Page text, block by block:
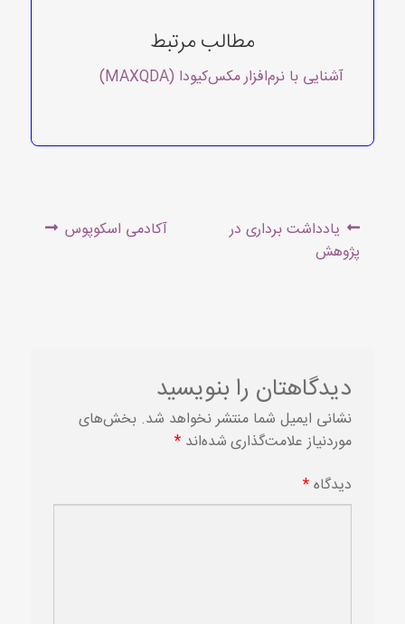
مطالب مرتبط
آشنایی با نرم‌افزار مکس‌کیودا (MAXQDA)
راهبری
نوشته
Previous
post:
یادداشت برداری در
پژوهش
Next
آکادمی اسکوپوس
دیدگاهتان را بنویسید
نشانی ایمیل شما منتشر نخواهد شد. بخش‌های
موردنیاز علامت‌گذاری شده‌اند*
دیدگاه*